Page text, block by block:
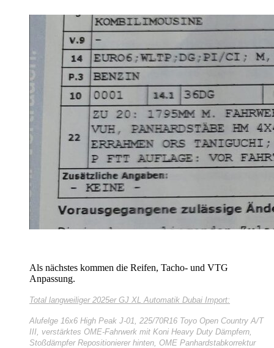
Als nächstes kommen die Reifen, Tacho- und VTG
Anpassung.
Total langweiliger 2025er GJ XL Automatik Dubai Import:
Alufelge 16x6 High Peak J-01, 225/70R16 Toyo Open Country A/T
III, verstärktes OME-Fahrwerk mit Koni Heavy Duty Dämpfern,
Stoßdämpfer Repositionierer hinten, OME Panhardstabkorrektur